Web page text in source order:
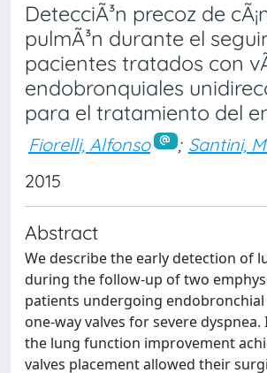
DetecciÃ³n precoz de
pulmÃ³n durante el
pacientes tratados con
endobronquiales
para el tratamiento del
Fiorelli, Alfonso ; Santini,
2015
Abstract
We describe the early detection of
during the follow-up of two
patients undergoing
one-way valves for severe dyspnea.
the lung function improvement
valves placement allowed their